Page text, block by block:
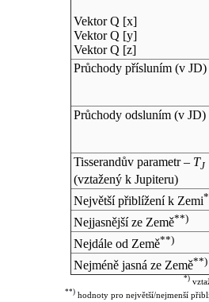
Vektor Q [x]
Vektor Q [y]
Vektor Q [z]
Průchody přísluním (v JD)
Průchody odsluním (v JD)
Tisserandův parametr – TJ
(vztažený k Jupiteru)
Největší přiblížení k Zemi
Nejjasnější ze Země**)
Nejdále od Země**)
Nejméně jasná ze Země**)
*)
**) hodnoty pro největší/nejmenší